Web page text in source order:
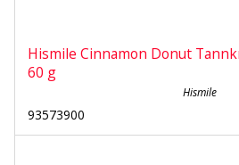
Hismile Cinnamon Donut
60 g
Hismile
93573900